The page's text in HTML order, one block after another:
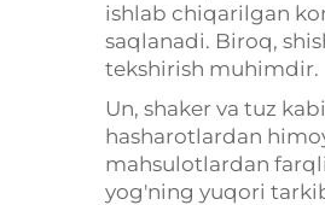
ishlab chiqarilgan
saqlanadi. Biroq,
tekshirish muhimdir.
Un, shaker va tuz
hasharotlardan
mahsulotlardan
yog'ning yuqori